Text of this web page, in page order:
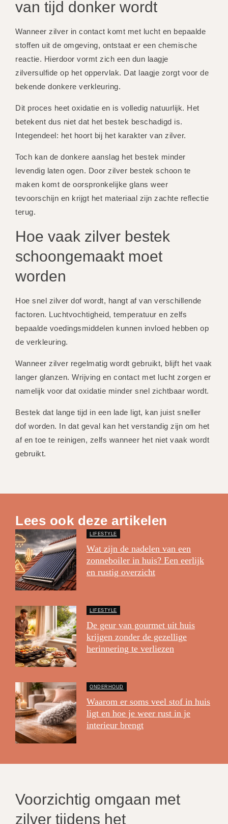
van tijd donker wordt
Wanneer zilver in contact komt met lucht en bepaalde
stoffen uit de omgeving, ontstaat er een chemische
reactie. Hierdoor vormt zich een dun laagje
zilversulfide op het oppervlak. Dat laagje zorgt voor de
bekende donkere verkleuring.
Dit proces heet oxidatie en is volledig natuurlijk. Het
betekent dus niet dat het bestek beschadigd is.
Integendeel: het hoort bij het karakter van zilver.
Toch kan de donkere aanslag het bestek minder
levendig laten ogen. Door zilver bestek schoon te
maken komt de oorspronkelijke glans weer
tevoorschijn en krijgt het materiaal zijn zachte reflectie
terug.
Hoe vaak zilver bestek
schoongemaakt moet
worden
Hoe snel zilver dof wordt, hangt af van verschillende
factoren. Luchtvochtigheid, temperatuur en zelfs
bepaalde voedingsmiddelen kunnen invloed hebben op
de verkleuring.
Wanneer zilver regelmatig wordt gebruikt, blijft het vaak
langer glanzen. Wrijving en contact met lucht zorgen er
namelijk voor dat oxidatie minder snel zichtbaar wordt.
Bestek dat lange tijd in een lade ligt, kan juist sneller
dof worden. In dat geval kan het verstandig zijn om het
af en toe te reinigen, zelfs wanneer het niet vaak wordt
gebruikt.
Lees ook deze artikelen
LIFESTYLE
Wat zijn de nadelen van een
zonneboiler in huis? Een eerlijk
en rustig overzicht
LIFESTYLE
De geur van gourmet uit huis
krijgen zonder de gezellige
herinnering te verliezen
ONDERHOUD
Waarom er soms veel stof in huis
ligt en hoe je weer rust in je
interieur brengt
Voorzichtig omgaan met
zilver tijdens het